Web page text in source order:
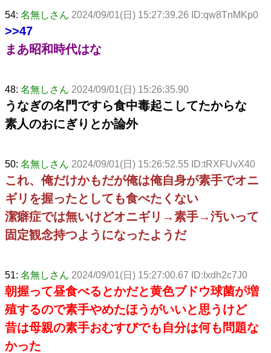
54: 名無しさん 2024/09/01(日) 15:27:39.26 ID:qw8TnMKp0
>>47
まあ昭和時代はな
48: 名無しさん 2024/09/01(日) 15:26:35.90
うなぎの名門ですら食中毒起こしてたからな
素人のおにぎりとか論外
50: 名無しさん 2024/09/01(日) 15:26:52.55 ID:tRXFUvX40
これ、俺だけかもだが俺は俺自身が素手でオニ
ギリを握ったとしても食べたくない
潔癖症では無いけどオニギリ→素手→汚いって
固定観念持つようになったようだ
51: 名無しさん 2024/09/01(日) 15:27:00.67 ID:Ixdh2c7J0
朝握って昼食べるとかだと黄色ブドウ球菌が増
殖するので素手やめたほうがいいと思うけど
昔は母親の素手おむすびでも自分は何も問題な
かった